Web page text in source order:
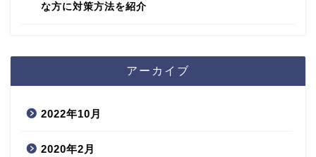
な方に対策方法を紹介
アーカイブ
2022年10月
2020年2月